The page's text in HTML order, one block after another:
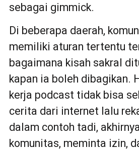
sebagai gimmick.
Di beberapa daerah,
memiliki aturan tertentu
bagaimana kisah sakral
kapan ia boleh dibagikan.
kerja podcast tidak bisa
cerita dari internet lalu
dalam contoh tadi,
komunitas, meminta izin,